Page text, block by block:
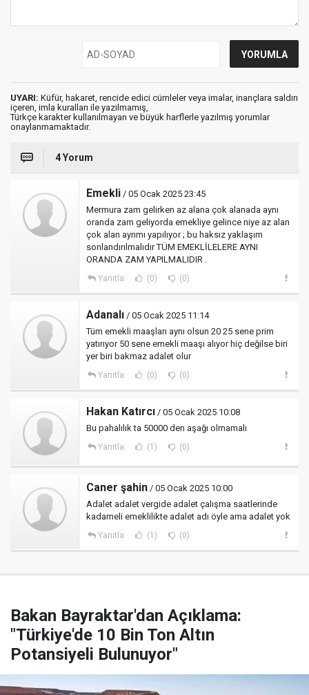
UYARI: Küfür, hakaret, rencide edici cümleler veya imalar, inançlara saldırı
içeren, imla kuralları ile yazılmamış,
Türkçe karakter kullanılmayan ve büyük harflerle yazılmış yorumlar
onaylanmamaktadır.
4 Yorum
Emekli / 05 Ocak 2025 23:45
Mermura zam gelirken az alana çok alanada aynı
oranda zam geliyorda emekliye gelince niye az alan
çok alan ayrımı yapılıyor ; bu haksız yaklaşım
sonlandırılmalıdır TÜM EMEKLİLELERE AYNI
ORANDA ZAM YAPILMALIDIR .
Yanıtla (0) (0)
Adanalı / 05 Ocak 2025 11:14
Tüm emekli maaşları aynı olsun 20 25 sene prim
yatırıyor 50 sene emekli maaşı alıyor hiç değilse biri
yer biri bakmaz adalet olur
Yanıtla (0) (0)
Hakan Katırcı / 05 Ocak 2025 10:08
Bu pahalılık ta 50000 den aşağı olmamalı
Yanıtla (1) (0)
Caner şahin / 05 Ocak 2025 10:00
Adalet adalet vergide adalet çalışma saatlerinde
kadameli emeklilikte adalet adı öyle ama adalet yok
Yanıtla (1) (0)
Bakan Bayraktar'dan Açıklama:
"Türkiye'de 10 Bin Ton Altın
Potansiyeli Bulunuyor"